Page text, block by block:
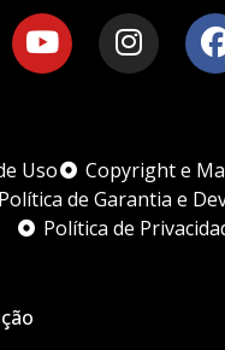
Uso
Copyright e
Política de Garantia e
Política de